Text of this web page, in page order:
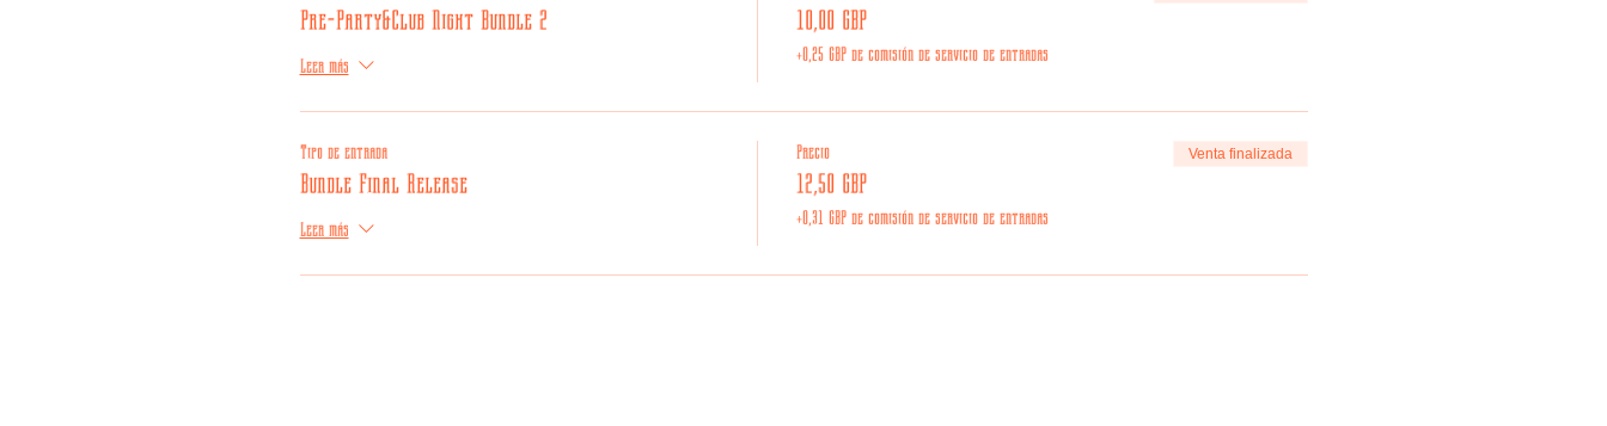
Pre-Party&Club Night Bundle 2
Leer más
10,00 GBP
+0,25 GBP de comisión de servicio de entradas
Tipo de entrada
Bundle Final Release
Leer más
Precio
12,50 GBP
+0,31 GBP de comisión de servicio de entradas
Venta finalizada